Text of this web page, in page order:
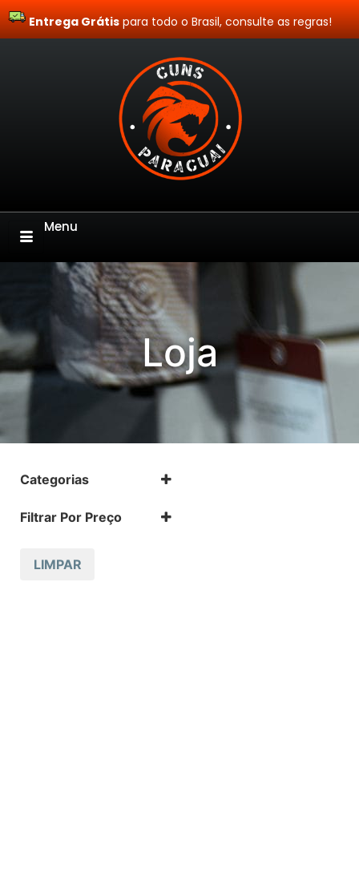
Site Blindado
Entrega Grátispara todo o Brasil, consulte as regras!
Menu
Loja
Categorias
Filtrar Por Preço
LIMPAR